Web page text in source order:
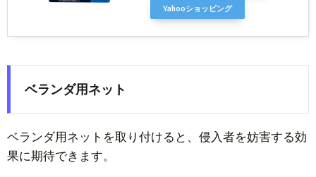
Yahooショッピング
ベランダ用ネット
ベランダ用ネットを取り付けると、侵入者を妨害する効
果に期待できます。